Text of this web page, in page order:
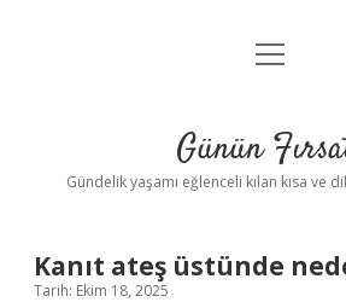
Anasayfa
Yasal Uyarı
menüyü
Günün
Gündelik yaşamı eğlenceli kılan kısa ve
Kanıt ateş üstünde
Tarih: Ekim 18, 2025